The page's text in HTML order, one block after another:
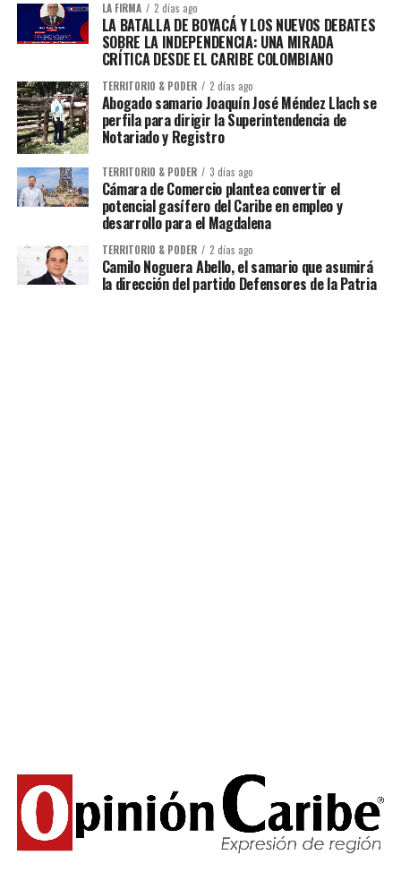
LA FIRMA 2 días ago
LA BATALLA DE BOYACÁ Y LOS NUEVOS DEBATES
SOBRE LA INDEPENDENCIA: UNA MIRADA
CRÍTICA DESDE EL CARIBE COLOMBIANO
TERRITORIO & PODER 2 días ago
Abogado samario Joaquín José Méndez Llach se
perfila para dirigir la Superintendencia de
Notariado y Registro
TERRITORIO & PODER 3 días ago
Cámara de Comercio plantea convertir el
potencial gasífero del Caribe en empleo y
desarrollo para el Magdalena
TERRITORIO & PODER 2 días ago
Camilo Noguera Abello, el samario que asumirá
la dirección del partido Defensores de la Patria